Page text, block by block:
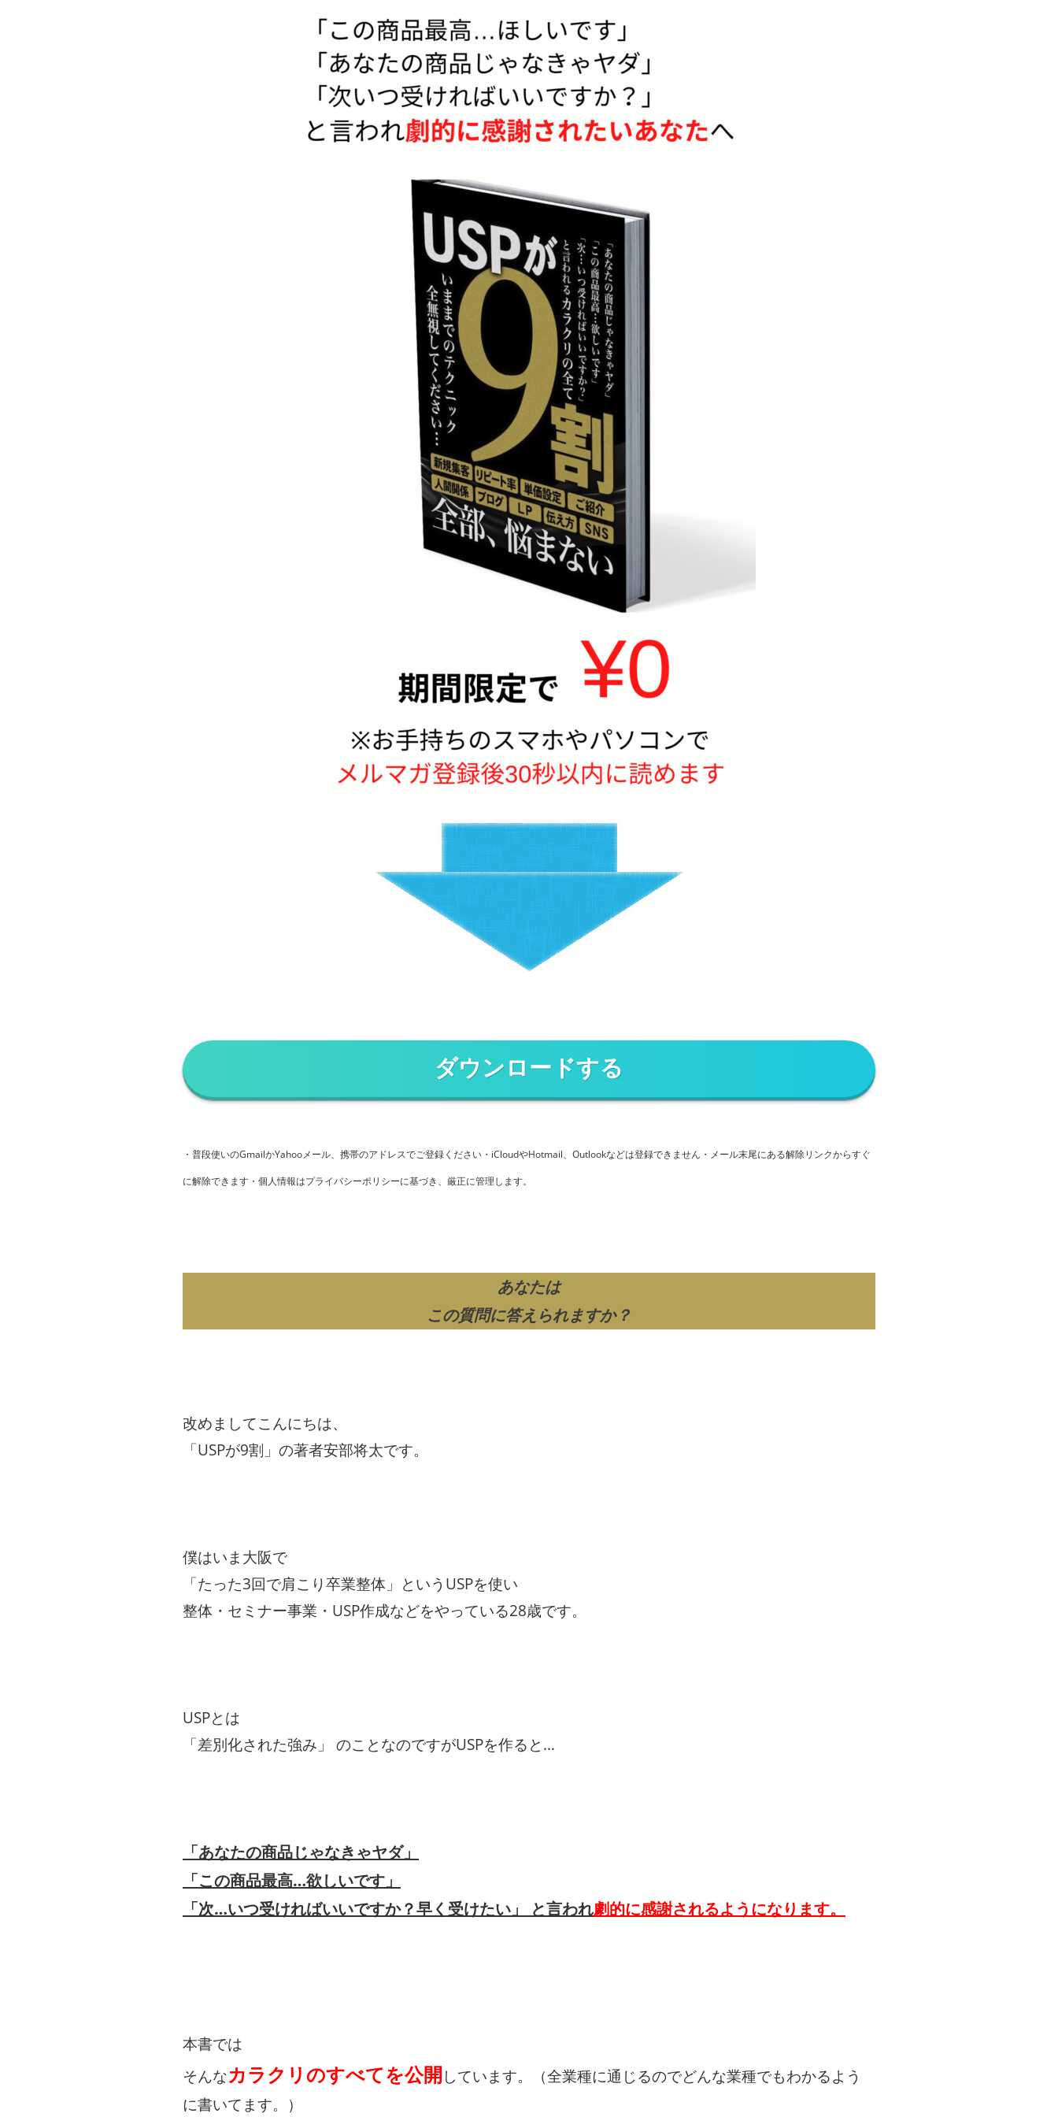
ダウンロードする
・普段使いのGmailかYahooメール、携帯のアドレスでご登録ください・iCloudやHotmail、Outlookなどは登録できません・メール末尾にある解除リンクからすぐ
に解除できます・個人情報はプライバシーポリシーに基づき、厳正に管理します。
あなたは
この質問に答えられますか？
改めましてこんにちは、
「USPが9割」の著者安部将太です。
僕はいま大阪で
「たった3回で肩こり卒業整体」というUSPを使い
整体・セミナー事業・USP作成などをやっている28歳です。
USPとは
「差別化された強み」 のことなのですがUSPを作ると…
「あなたの商品じゃなきゃヤダ」
「この商品最高…欲しいです」
「次…いつ受ければいいですか？早く受けたい」
と言われ劇的に感謝されるようになります。
本書では
そんなカラクリのすべてを公開しています。（全業種に通じるのでどんな業種でもわかるよう
に書いてます。）